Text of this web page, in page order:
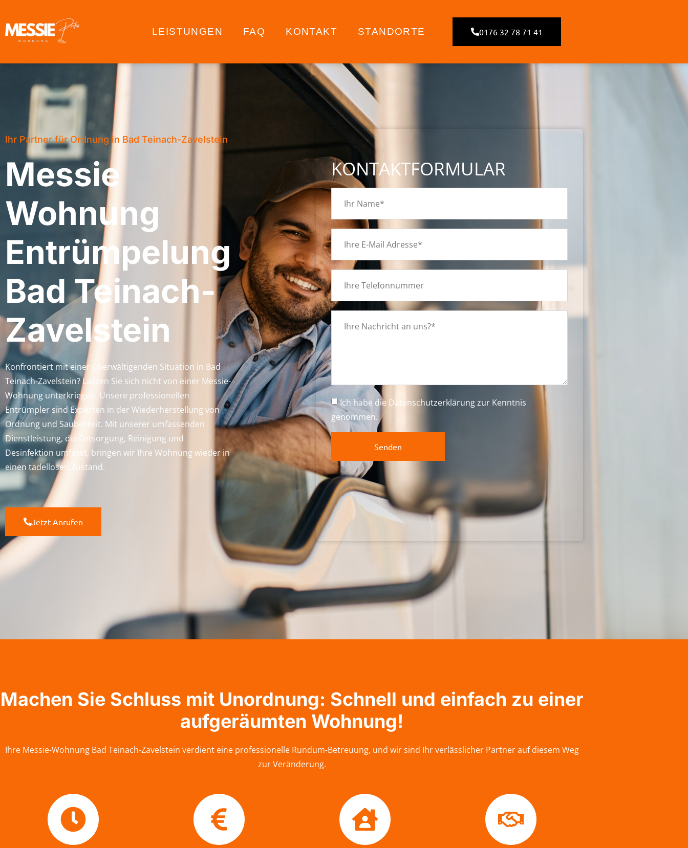
LEISTUNGEN FAQ KONTAKT STANDORTE 0176 32 78 71 41
Ihr Partner für Ordnung in Bad Teinach-Zavelstein
Messie
Wohnung
Entrümpelung
Bad Teinach-
Zavelstein
Konfrontiert mit einer überwältigenden Situation in Bad
Teinach-Zavelstein? Lassen Sie sich nicht von einer Messie-
Wohnung unterkriegen. Unsere professionellen
Entrümpler sind Experten in der Wiederherstellung von
Ordnung und Sauberkeit. Mit unserer umfassenden
Dienstleistung, die Entsorgung, Reinigung und
Desinfektion umfasst, bringen wir Ihre Wohnung wieder in
einen tadellosen Zustand.
Jetzt Anrufen
KONTAKTFORMULAR
Ich habe die Datenschutzerklärungzur Kenntnis
genommen.
Senden
Machen Sie Schluss mit Unordnung: Schnell und einfach zu einer
aufgeräumten Wohnung!
Ihre Messie-Wohnung Bad Teinach-Zavelstein verdient eine professionelle Rundum-Betreuung, und wir sind Ihr verlässlicher Partner auf diesem Weg
zur Veränderung.